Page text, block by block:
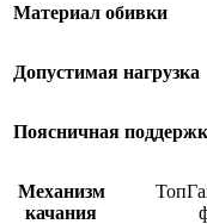
Материал обивки
Допустимая нагрузка
Поясничная
Механизм
качания